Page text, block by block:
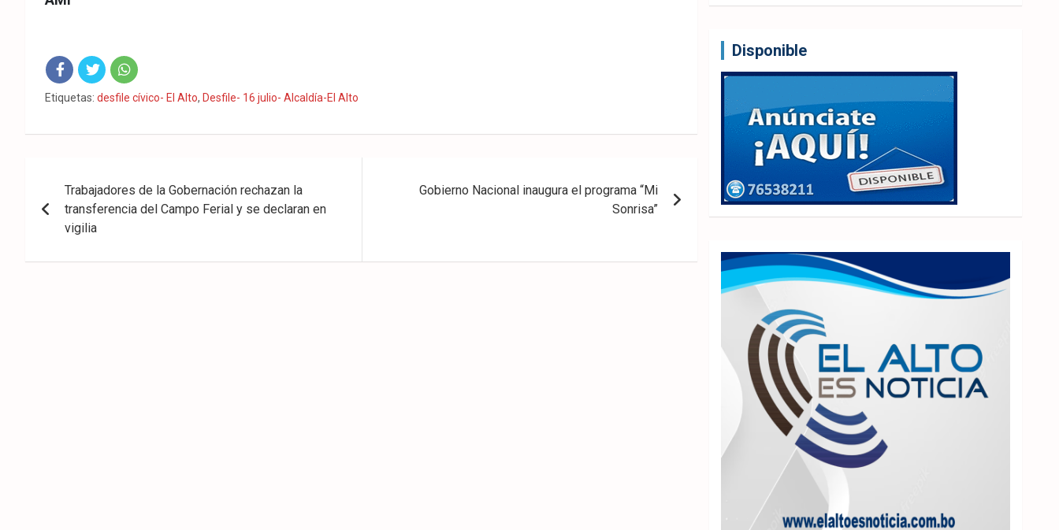
Fac Twit Wha
Etiquetas: desfile cívico- El Alto, Desfile- 16 julio- Alcaldía-El Alto
de
entradas
Trabajadores de la Gobernación rechazan la
transferencia del Campo Ferial y se declaran en
vigilia
Gobierno Nacional inaugura el programa “Mi
Sonrisa”
Disponible